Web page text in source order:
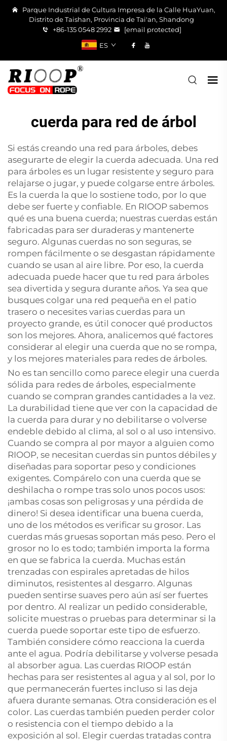
Parque Industrial de Cultura Impresa de la Calle HuaYuan,
Distrito de Taishan, Provincia de Tai'an, Shandong
+86-135 0548 2992
[email protected]
ES
cuerda para red de árbol
Si estás creando una red para árboles, debes
asegurarte de elegir la cuerda adecuada. Una red
para árboles es un lugar resistente y seguro para
relajarse o jugar, y puede colgarse entre árboles.
Es la cuerda la que lo sostiene todo, por lo que
debe ser fuerte y confiable. En RIOOP sabemos
qué es una buena cuerda; nuestras cuerdas están
fabricadas para ser duraderas y mantenerte
seguro. Algunas cuerdas no son seguras, se
rompen fácilmente o se desgastan rápidamente
cuando se usan al aire libre. Por eso, la cuerda
adecuada puede hacer que tu red para árboles
sea divertida y segura durante años. Ya sea que
busques colgar una red pequeña en el patio
trasero o necesites varias cuerdas para un
proyecto grande, es útil conocer qué productos
son los mejores. Ahora, analicemos qué factores
considerar al elegir una cuerda que no se rompa,
y los mejores materiales para redes de árboles.
No es tan sencillo como parece elegir una cuerda
sólida para redes de árboles, especialmente
cuando se compran grandes cantidades a la vez.
La durabilidad tiene que ver con la capacidad de
la cuerda para durar y no debilitarse o volverse
endeble debido al clima, al sol o al uso intensivo.
Cuando se compra al por mayor a alguien como
RIOOP, se necesitan cuerdas sin puntos débiles y
diseñadas para soportar peso y condiciones
exigentes. Compárelo con una cuerda que se
deshilacha o rompe tras solo unos pocos usos:
¡ambas cosas son peligrosas y una pérdida de
dinero! Si desea identificar una buena cuerda,
uno de los métodos es verificar su grosor. Las
cuerdas más gruesas soportan más peso. Pero el
grosor no lo es todo; también importa la forma
en que se fabrica la cuerda. Muchas están
trenzadas con espirales apretadas de hilos
diminutos, resistentes al desgarro. Algunas
pueden sentirse suaves pero aún así ser fuertes
por dentro. Al realizar un pedido considerable,
solicite muestras o pruebas para determinar si la
cuerda puede soportar este tipo de esfuerzo.
También considere cómo reacciona la cuerda
ante el agua. Podría debilitarse y volverse pesada
al absorber agua. Las cuerdas RIOOP están
hechas para ser resistentes al agua y al sol, por lo
que permanecerán fuertes incluso si las deja
afuera durante semanas. Otra consideración es el
color. Las cuerdas también pueden perder color
o resistencia con el tiempo debido a la
exposición al sol. Elegir cuerdas tratadas contra